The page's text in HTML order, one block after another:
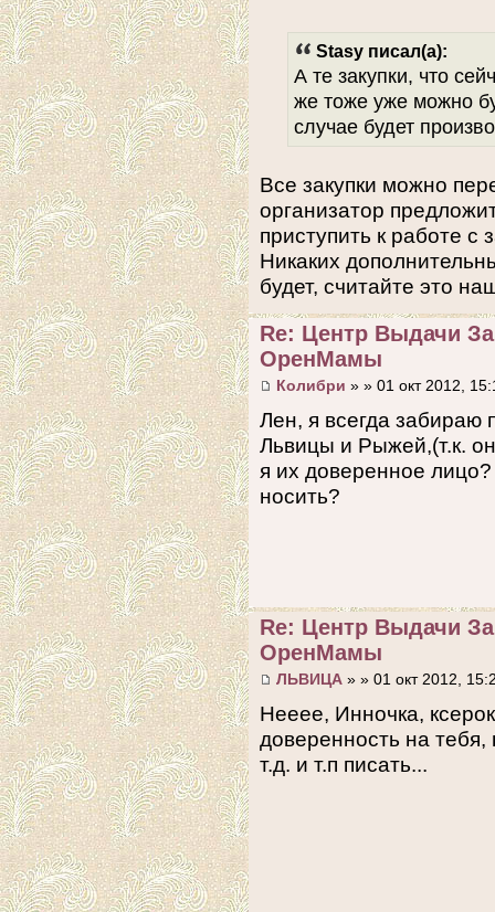
Stasy писал(а):
А те закупки, что
же тоже уже можно
случае будет
Все закупки можно
организатор
приступить к работе с
Никаких
будет, считайте это
Re: Центр Выдачи
ОренМамы
Колибри » » 01 окт 2012,
Лен, я всегда забираю
Львицы и Рыжей,(т.к.
я их доверенное
носить?
Re: Центр Выдачи
ОренМамы
ЛЬВИЦА » » 01 окт 2012,
Нееее, Инночка,
доверенность на
т.д. и т.п писать...